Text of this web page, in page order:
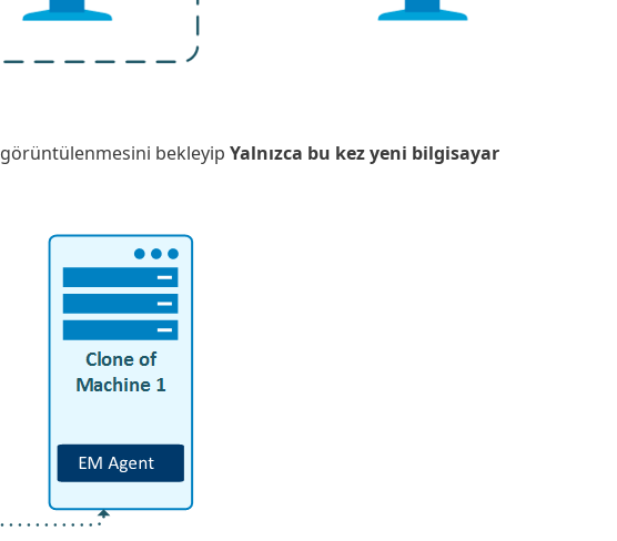
görüntülenmesini bekleyip Yalnızca bu kez yeni bilgisayar